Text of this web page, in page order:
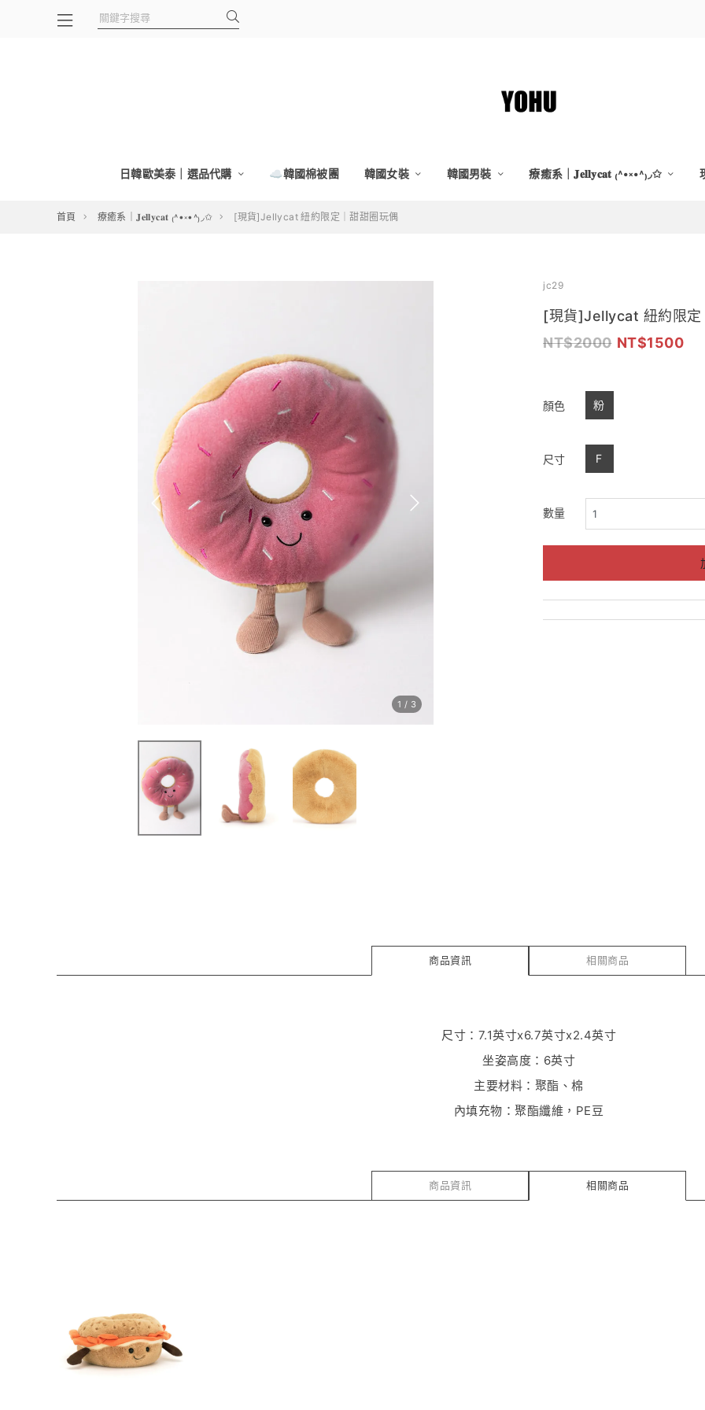
日韓歐美泰｜選品代購 ☁️韓國棉被團 韓國女裝 韓國男裝 療癒系｜𝐉𝐞𝐥𝐥𝐲𝐜𝐚𝐭 ₍˄•༝•˄₎◞✩
首頁 療癒系｜𝐉𝐞𝐥𝐥𝐲𝐜𝐚𝐭 ₍˄•༝•˄₎◞✩ [現貨]Jellycat 紐約限定｜甜甜圈玩偶
1 / 3
jc29
[現貨]Jellycat 紐約限定
2000
1500
顏色 粉
尺寸 F
數量
商品資訊 相關商品
尺寸：7.1英寸x6.7英寸x2.4英寸
坐姿高度：6英寸
主要材料：聚酯、棉
內填充物：聚酯纖維，PE豆
商品資訊 相關商品